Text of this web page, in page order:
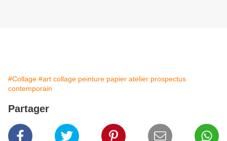
#Collage #art collage peinture papier atelier prospectus
contemporain
Partager